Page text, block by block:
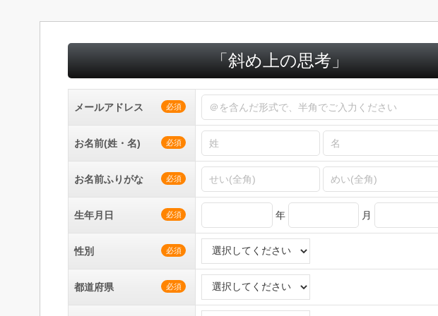
「斜め上の思考」
メールアドレス 必須
お名前(姓・名) 必須
お名前ふりがな 必須
生年月日 必須 年 月
性別 必須
都道府県 必須